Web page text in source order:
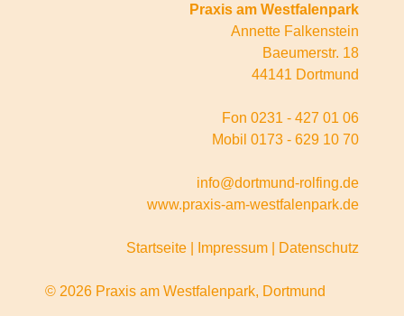
Praxis am Westfalenpark
Annette Falkenstein
Baeumerstr. 18
44141 Dortmund
Fon 0231 - 427 01 06
Mobil 0173 - 629 10 70
info@dortmund-rolfing.de
www.praxis-am-westfalenpark.de
Startseite Impressum Datenschutz
© 2026 Praxis am Westfalenpark, Dortmund